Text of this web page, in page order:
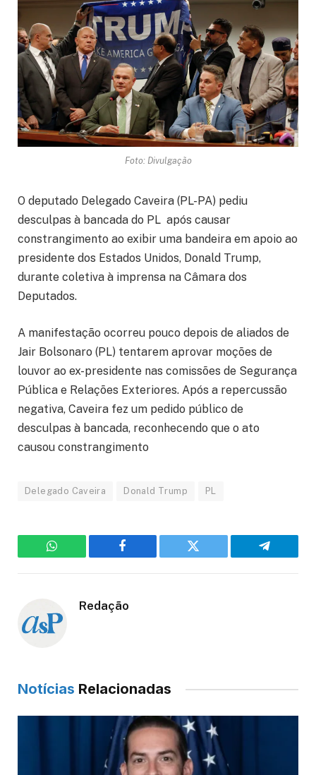
Foto: Divulgação
O deputado Delegado Caveira (PL-PA) pediu
desculpas à bancada do PL após causar
constrangimento ao exibir uma bandeira em apoio ao
presidente dos Estados Unidos, Donald Trump,
durante coletiva à imprensa na Câmara dos
Deputados.
A manifestação ocorreu pouco depois de aliados de
Jair Bolsonaro (PL) tentarem aprovar moções de
louvor ao ex-presidente nas comissões de Segurança
Pública e Relações Exteriores. Após a repercussão
negativa, Caveira fez um pedido público de
desculpas à bancada, reconhecendo que o ato
causou constrangimento
Delegado Caveira Donald Trump PL
WhatsApp Facebook Twitter Telegram
Redação
Notícias Relacionadas